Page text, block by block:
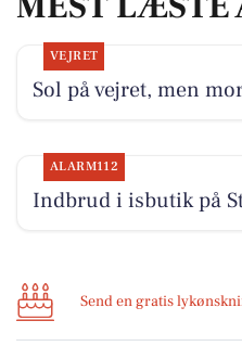
VEJRET
Sol på vejret, men
ALARM112
Indbrud i isbutik på
Send en gratis